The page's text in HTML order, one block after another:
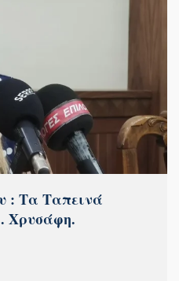
: Τα Ταπεινά
Χρυσάφη.